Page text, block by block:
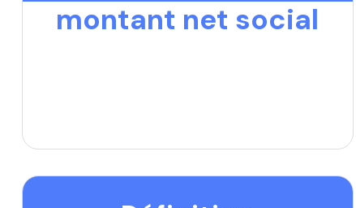
montant net social